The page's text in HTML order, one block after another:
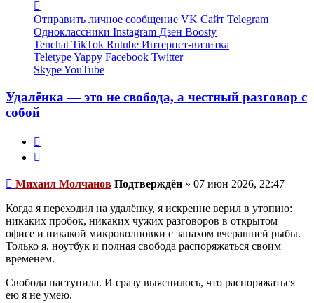
информация
пользователя
Михаил
Молчанов
Отправить личное сообщение VK Сайт Telegram
Одноклассники Instagram Дзен Boosty
Tenchat TikTok Rutube Интернет-визитка
TeletypeYappy Facebook Twitter
SkypeYouTube
Удалёнка — это не свобода, а честный разговор с
собой
Непрочитанное
Михаил Молчанов Подтверждён » 07 июн 2026, 22:47
Когда я переходил на удалёнку, я искренне верил в утопию:
никаких пробок, никаких чужих разговоров в открытом
офисе и никакой микроволновки с запахом вчерашней рыбы.
Только я, ноутбук и полная свобода распоряжаться своим
временем.
Свобода наступила. И сразу выяснилось, что распоряжаться
ею я не умею.